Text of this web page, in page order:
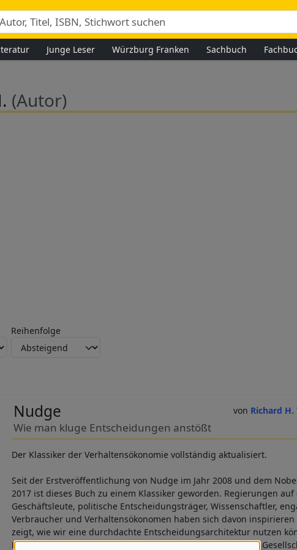
Junge Leser Würzburg Franken Sachbuch
(Autor)
Reihenfolge
Richard H.
Nudge
Wie man kluge Entscheidungen anstößt
Der Klassiker der Verhaltensökonomie vollständig aktualisiert.
Seit der Erstveröffentlichung von Nudge im Jahr 2008 und dem
2017 ist dieses Buch zu einem Klassiker geworden. Regierungen
Geschäftsleute, politische Entscheidungsträger, Wissenschaftler,
Verbraucher und Verhaltensökonomen haben sich davon inspirieren
zeigt, wie wir eine durchdachte Entscheidungsarchitektur nutzen
Entscheidungen für uns selbst, unsere Familien und unsere